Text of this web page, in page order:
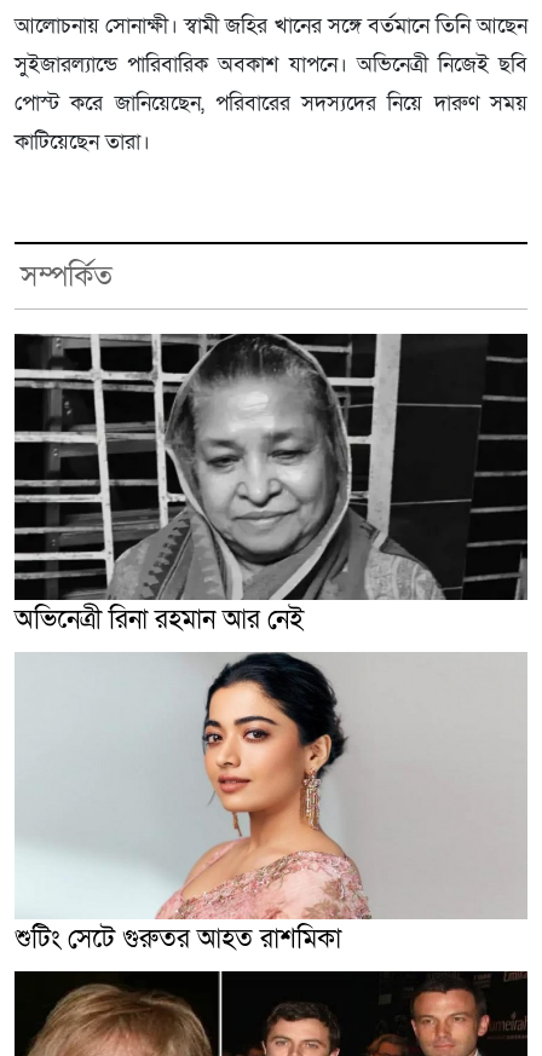
আলোচনায় সোনাক্ষী। স্বামী জহির খানের সঙ্গে বর্তমানে তিনি আছেন
সুইজারল্যান্ডে পারিবারিক অবকাশ যাপনে। অভিনেত্রী নিজেই ছবি
পোস্ট করে জানিয়েছেন, পরিবারের সদস্যদের নিয়ে দারুণ সময়
কাটিয়েছেন তারা।
সম্পর্কিত
অভিনেত্রী রিনা রহমান আর নেই
শুটিং সেটে গুরুতর আহত রাশমিকা